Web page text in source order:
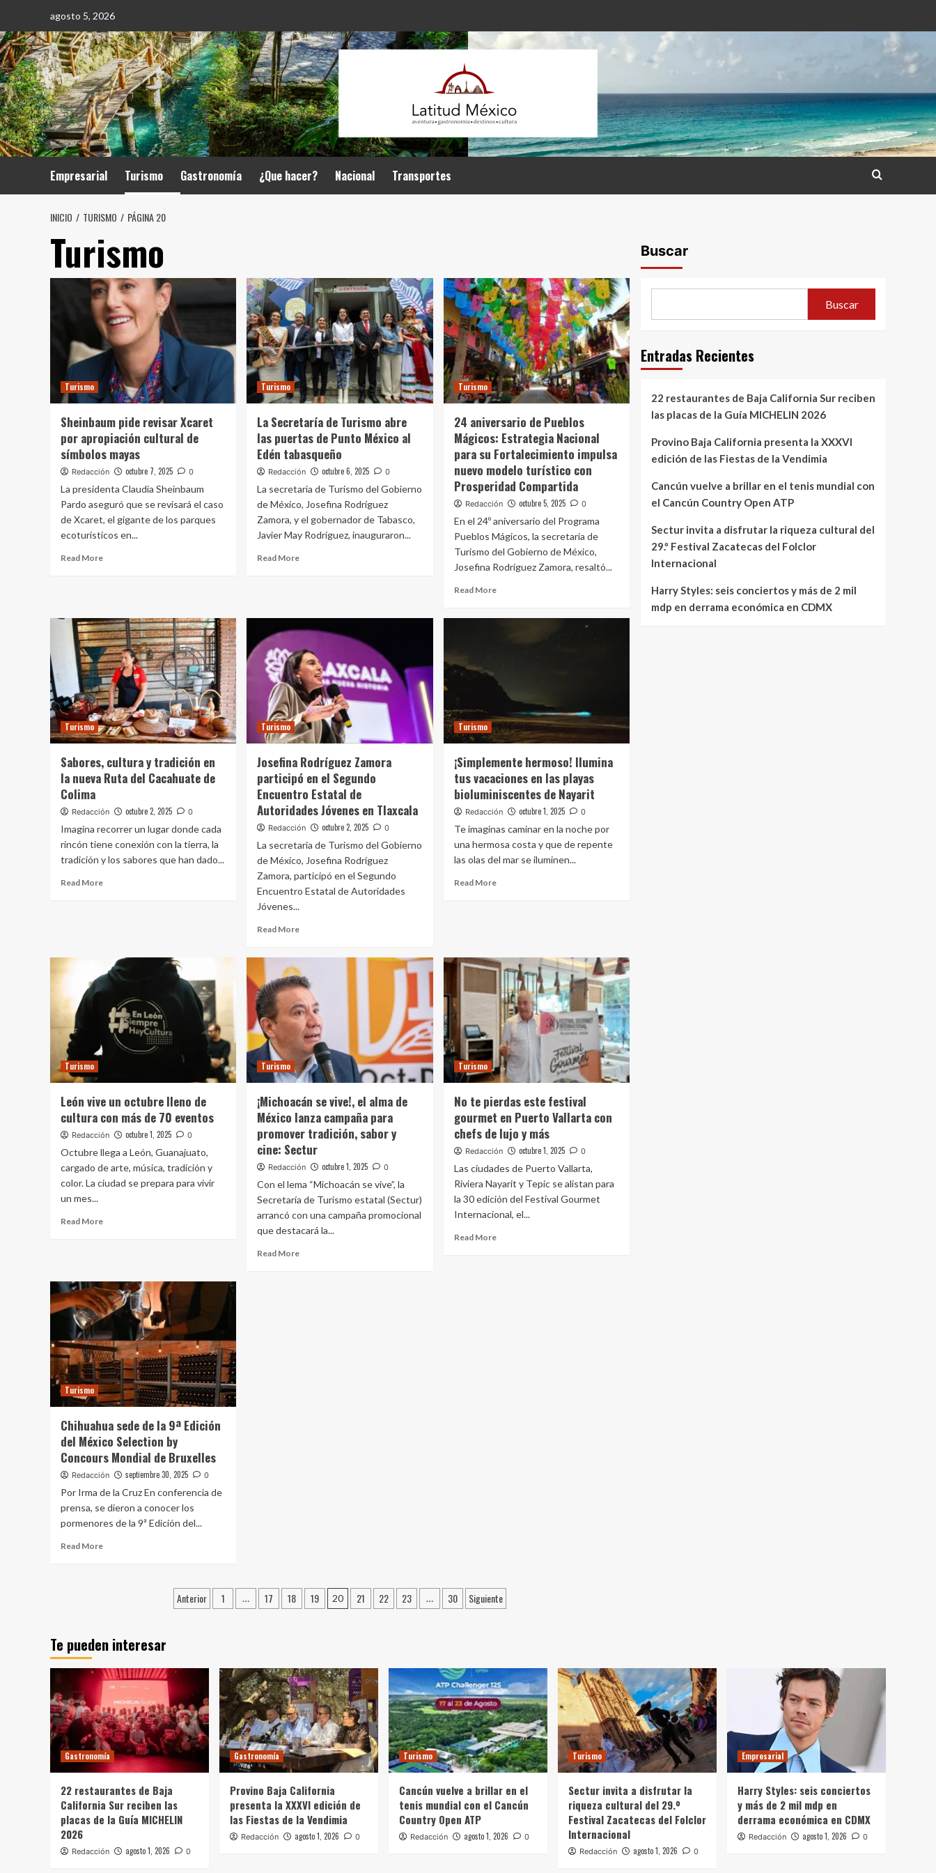
contenido
agosto 5, 2026
Empresarial Turismo Gastronomía ¿Que hacer? Nacional Transportes
INICIO TURISMO PÁGINA 20
Turismo
Turismo
Sheinbaum pide revisar Xcaret
por apropiación cultural de
símbolos mayas
Redacción octubre 7, 2025 0
La presidenta Claudia Sheinbaum
Pardo aseguró que se revisará el caso
de Xcaret, el gigante de los parques
ecoturísticos en...
Read More
Turismo
La Secretaría de Turismo abre
las puertas de Punto México al
Edén tabasqueño
Redacción octubre 6, 2025 0
La secretaria de Turismo del Gobierno
de México, Josefina Rodríguez
Zamora, y el gobernador de Tabasco,
Javier May Rodríguez, inauguraron...
Read More
Turismo
24 aniversario de Pueblos
Mágicos: Estrategia Nacional
para su Fortalecimiento impulsa
nuevo modelo turístico con
Prosperidad Compartida
Redacción octubre 5, 2025 0
En el 24º aniversario del Programa
Pueblos Mágicos, la secretaria de
Turismo del Gobierno de México,
Josefina Rodríguez Zamora, resaltó...
Read More
Turismo
Sabores, cultura y tradición en
la nueva Ruta del Cacahuate de
Colima
Redacción octubre 2, 2025 0
Imagina recorrer un lugar donde cada
rincón tiene conexión con la tierra, la
tradición y los sabores que han dado...
Read More
Turismo
Josefina Rodríguez Zamora
participó en el Segundo
Encuentro Estatal de
Autoridades Jóvenes en Tlaxcala
Redacción octubre 2, 2025 0
La secretaria de Turismo del Gobierno
de México, Josefina Rodríguez
Zamora, participó en el Segundo
Encuentro Estatal de Autoridades
Jóvenes...
Read More
Turismo
¡Simplemente hermoso! Ilumina
tus vacaciones en las playas
bioluminiscentes de Nayarit
Redacción octubre 1, 2025 0
Te imaginas caminar en la noche por
una hermosa costa y que de repente
las olas del mar se iluminen...
Read More
Turismo
León vive un octubre lleno de
cultura con más de 70 eventos
Redacción octubre 1, 2025 0
Octubre llega a León, Guanajuato,
cargado de arte, música, tradición y
color. La ciudad se prepara para vivir
un mes...
Read More
Turismo
¡Michoacán se vive!, el alma de
México lanza campaña para
promover tradición, sabor y
cine: Sectur
Redacción octubre 1, 2025 0
Con el lema “Michoacán se vive”, la
Secretaría de Turismo estatal (Sectur)
arrancó con una campaña promocional
que destacará la...
Read More
Turismo
No te pierdas este festival
gourmet en Puerto Vallarta con
chefs de lujo y más
Redacción octubre 1, 2025 0
Las ciudades de Puerto Vallarta,
Riviera Nayarit y Tepic se alistan para
la 30 edición del Festival Gourmet
Internacional, el...
Read More
Turismo
Chihuahua sede de la 9ª Edición
del México Selection by
Concours Mondial de Bruxelles
Redacción septiembre 30, 2025 0
Por Irma de la Cruz En conferencia de
prensa, se dieron a conocer los
pormenores de la 9ª Edición del...
Read More
Paginación
Anterior 1 … 17 18 19 20 21 22 23 … 30 Siguiente
Buscar
Buscar
Entradas Recientes
22 restaurantes de Baja California Sur reciben
las placas de la Guía MICHELIN 2026
Provino Baja California presenta la XXXVI
edición de las Fiestas de la Vendimia
Cancún vuelve a brillar en el tenis mundial con
el Cancún Country Open ATP
Sectur invita a disfrutar la riqueza cultural del
29.º Festival Zacatecas del Folclor
Internacional
Harry Styles: seis conciertos y más de 2 mil
mdp en derrama económica en CDMX
Te pueden interesar
Gastronomía
22 restaurantes de Baja
California Sur reciben las
placas de la Guía MICHELIN
2026
Redacción agosto 1, 2026 0
Gastronomía
Provino Baja California
presenta la XXXVI edición de
las Fiestas de la Vendimia
Redacción agosto 1, 2026 0
Turismo
Cancún vuelve a brillar en el
tenis mundial con el Cancún
Country Open ATP
Redacción agosto 1, 2026 0
Turismo
Sectur invita a disfrutar la
riqueza cultural del 29.º
Festival Zacatecas del Folclor
Internacional
Redacción agosto 1, 2026 0
Empresarial
Harry Styles: seis conciertos
y más de 2 mil mdp en
derrama económica en CDMX
Redacción agosto 1, 2026 0